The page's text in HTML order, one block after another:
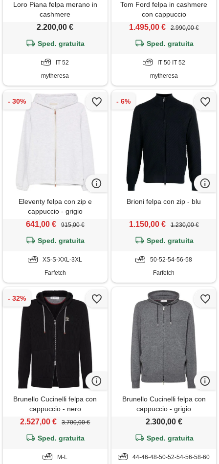
Loro Piana felpa merano in
cashmere
2.200,00 €
Sped. gratuita
IT 52
mytheresa
Tom Ford felpa in cashmere
con cappuccio
1.495,00 € 2.990,00 €
Sped. gratuita
IT 50 IT 52
mytheresa
Eleventy felpa con zip e
cappuccio - grigio
641,00 € 915,00 €
Sped. gratuita
XS-S-XXL-3XL
Farfetch
Brioni felpa con zip - blu
1.150,00 € 1.230,00 €
Sped. gratuita
50-52-54-56-58
Farfetch
Brunello Cucinelli felpa con
cappuccio - nero
2.527,00 € 3.700,00 €
Sped. gratuita
M-L
Brunello Cucinelli felpa con
cappuccio - grigio
2.300,00 €
Sped. gratuita
44-46-48-50-52-54-56-58-60